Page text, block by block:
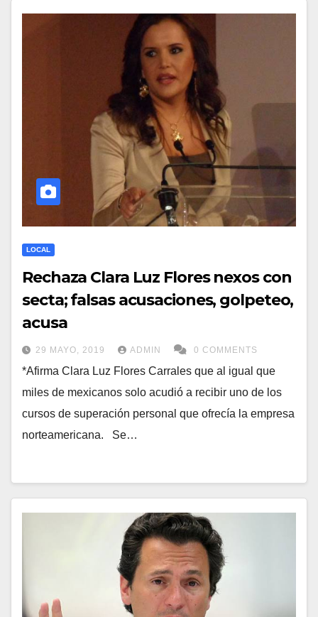
LOCAL
Rechaza Clara Luz Flores nexos con
secta; falsas acusaciones, golpeteo,
acusa
29 MAYO, 2019 ADMIN 0 COMMENTS
*Afirma Clara Luz Flores Carrales que al igual que
miles de mexicanos solo acudió a recibir uno de los
cursos de superación personal que ofrecía la empresa
norteamericana. Se…